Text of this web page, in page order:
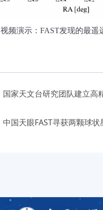
视频演示：FAST发现的最遥
国家天文台研究团队建立高
中国天眼FAST寻获两颗球